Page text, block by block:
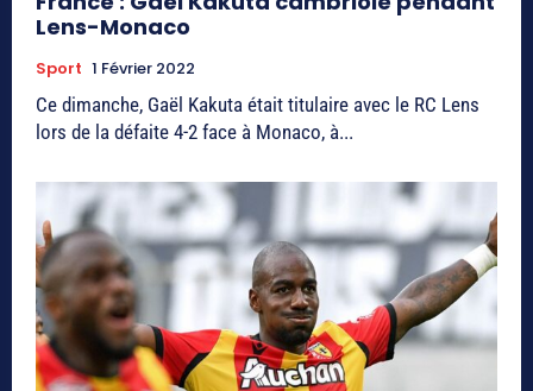
Lens-Monaco
Sport 1 Février 2022
Ce dimanche, Gaël Kakuta était titulaire avec le RC Lens
lors de la défaite 4-2 face à Monaco, à...